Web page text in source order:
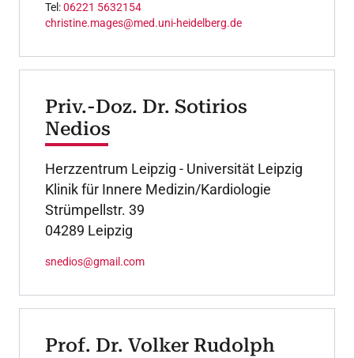
Tel:06221 5632154
christine.mages@med.uni-heidelberg.de
Priv.-Doz. Dr. Sotirios
Nedios
Herzzentrum Leipzig - Universität Leipzig
Klinik für Innere Medizin/Kardiologie
Strümpellstr. 39
04289 Leipzig
snedios@gmail.com
Prof. Dr. Volker Rudolph